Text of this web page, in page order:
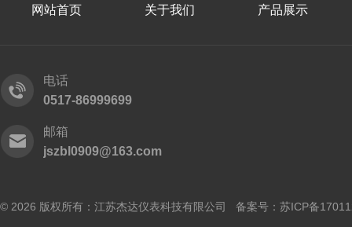
网站首页 关于我们 产品展示
电话
0517-86999699
邮箱
jszbl0909@163.com
© 2026 版权所有：江苏杰达仪表科技有限公司 备案号： 苏ICP备